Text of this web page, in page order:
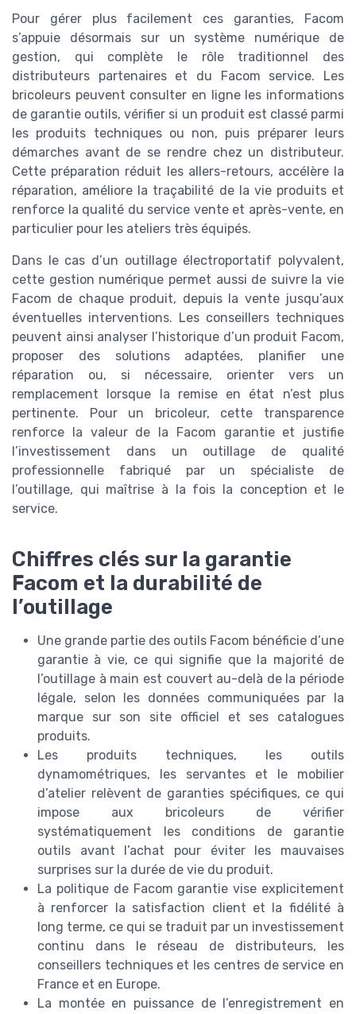
Pour gérer plus facilement ces garanties, Facom
s’appuie désormais sur un système numérique de
gestion, qui complète le rôle traditionnel des
distributeurs partenaires et du Facom service. Les
bricoleurs peuvent consulter en ligne les informations
de garantie outils, vérifier si un produit est classé parmi
les produits techniques ou non, puis préparer leurs
démarches avant de se rendre chez un distributeur.
Cette préparation réduit les allers-retours, accélère la
réparation, améliore la traçabilité de la vie produits et
renforce la qualité du service vente et après-vente, en
particulier pour les ateliers très équipés.
Dans le cas d’un outillage électroportatif polyvalent,
cette gestion numérique permet aussi de suivre la vie
Facom de chaque produit, depuis la vente jusqu’aux
éventuelles interventions. Les conseillers techniques
peuvent ainsi analyser l’historique d’un produit Facom,
proposer des solutions adaptées, planifier une
réparation ou, si nécessaire, orienter vers un
remplacement lorsque la remise en état n’est plus
pertinente. Pour un bricoleur, cette transparence
renforce la valeur de la Facom garantie et justifie
l’investissement dans un outillage de qualité
professionnelle fabriqué par un spécialiste de
l’outillage, qui maîtrise à la fois la conception et le
service.
Chiffres clés sur la garantie
Facom et la durabilité de
l’outillage
Une grande partie des outils Facom bénéficie d’une
garantie à vie, ce qui signifie que la majorité de
l’outillage à main est couvert au-delà de la période
légale, selon les données communiquées par la
marque sur son site officiel et ses catalogues
produits.
Les produits techniques, les outils
dynamométriques, les servantes et le mobilier
d’atelier relèvent de garanties spécifiques, ce qui
impose aux bricoleurs de vérifier
systématiquement les conditions de garantie
outils avant l’achat pour éviter les mauvaises
surprises sur la durée de vie du produit.
La politique de Facom garantie vise explicitement
à renforcer la satisfaction client et la fidélité à
long terme, ce qui se traduit par un investissement
continu dans le réseau de distributeurs, les
conseillers techniques et les centres de service en
France et en Europe.
La montée en puissance de l’enregistrement en